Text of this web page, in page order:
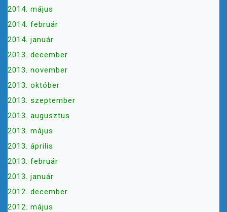
2014. május
2014. február
2014. január
2013. december
2013. november
2013. október
2013. szeptember
2013. augusztus
2013. május
2013. április
2013. február
2013. január
2012. december
2012. május